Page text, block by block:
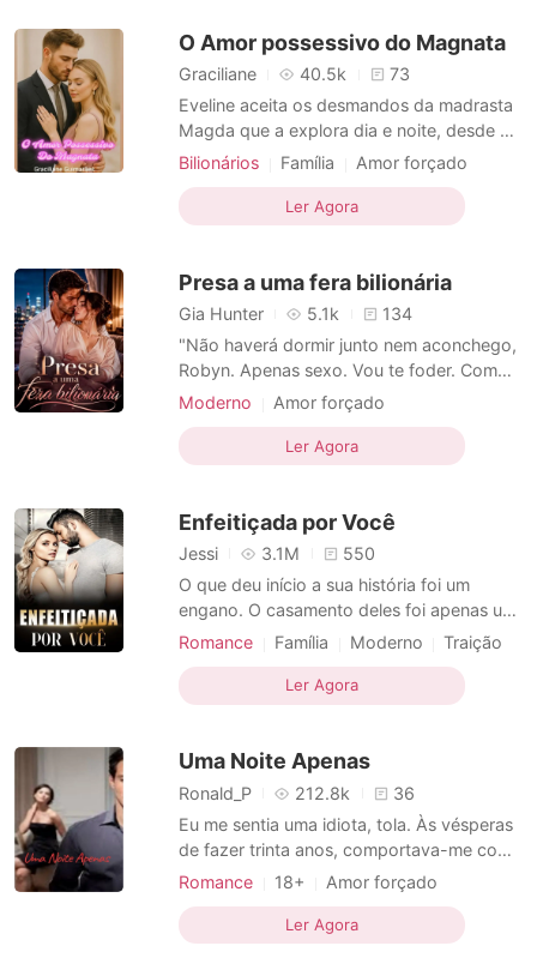
assim." Na
O Amor possessivo do Magnata
Graciliane 40.5k
73
Eveline aceita os desmandos da madrasta
Magda que a explora dia e noite, desde a
morte de seu pai, mas tudo isso é porque
assim ela nunca reclamou de ser tratada
como uma simples empregada. Porém, sua
por isso, a me
Bilionários Família
Amor forçado
Amor a primeira vista
CEO
Enfermeiros
Encantador
Arrogante / Dominante
1V1
Ler Agora
Presa a uma fera bilionária
Gia Hunter 5.1k
134
"Não haverá dormir junto nem aconchego,
Robyn. Apenas sexo. Vou te foder. Com
força e rapidez. Vou te foder até eu perder
noites, e farei com que você implore por
mais. Isso por um ano. Você ficará nua na
dívida será p
Moderno
Amor forçado
Relacionamento secreto
CEO
Romance
Ler Agora
Enfeitiçada por Você
Jessi 3.1M
550
O que deu início a sua história foi um
engano. O casamento deles foi apenas um
negócio entre duas famílias. Ele perdeu a
Ódio, raiva e desconfiança encheram sua
vida. Mas nenhum deles agiu para quebrar
percebeu o q
Romance Família Moderno
Traição
Amor forçado
CEO
Casal
Encantador
Charmoso
Ler Agora
Uma Noite Apenas
Ronald_P 212.8k
36
Eu me sentia uma idiota, tola. Às vésperas
de fazer trinta anos, comportava-me como
uma adolescente. "Marian, Crush é coisa
magra e com corpo de manequim. Sempre
fui a mulher curvilínea e nada no padrão de
Romance 18+
Amor forçado
Relacionamento secreto
Ler Agora